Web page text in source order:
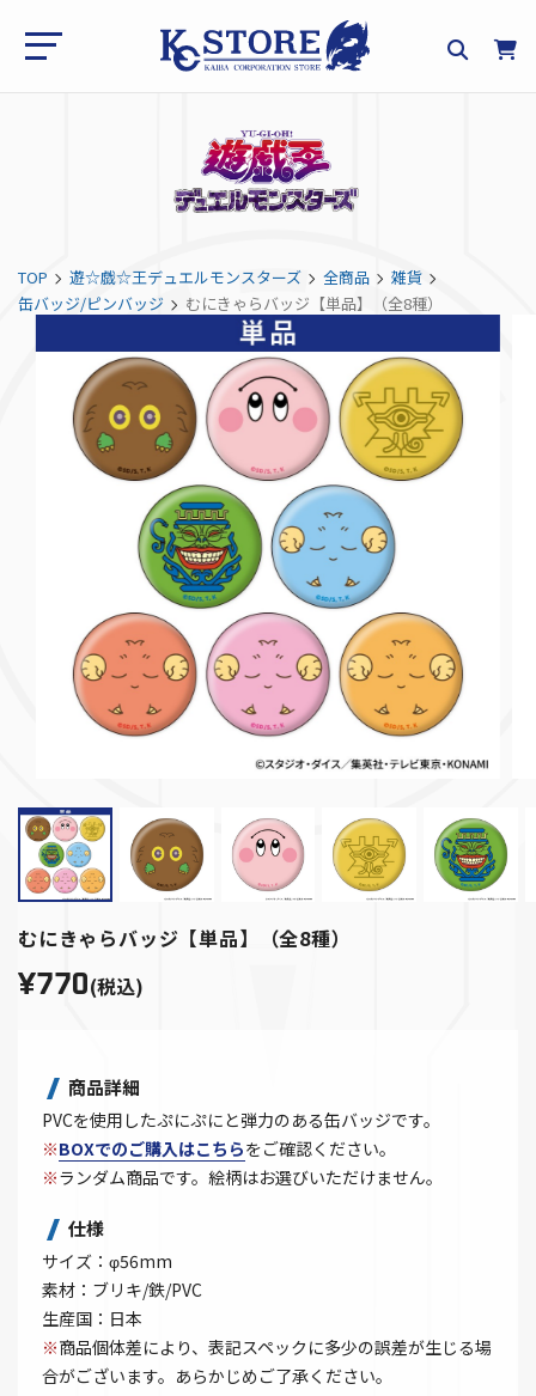
TOP 遊☆戯☆王デュエルモンスターズ 全商品
雑貨
缶バッジ/ピンバッジ
むにきゃらバッジ【単品】（全8種）
むにきゃらバッジ【単品】（全8種）
¥770(税込)
商品詳細
PVCを使用したぷにぷにと弾力のある缶バッジです。
※BOXでのご購入はこちらをご確認ください。
※ランダム商品です。絵柄はお選びいただけません。
仕様
サイズ：φ56mm
素材：ブリキ/鉄/PVC
生産国：日本
※商品個体差により、表記スペックに多少の誤差が生じる場
合がございます。あらかじめご了承ください。